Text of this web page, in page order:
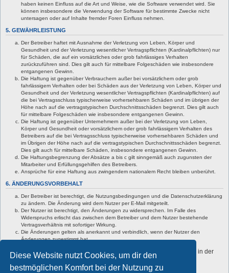
Diese Website nutzt Cookies, um dir den
bestmöglichen Komfort bei der Nutzung zu
haben keinen Einfluss auf die Art und Weise, wie die Software verwendet wird. Sie
können insbesondere die Verwendung der Software für bestimmte Zwecke nicht
untersagen oder auf Inhalte fremder Foren Einfluss nehmen.
5. GEWÄHRLEISTUNG
Der Betreiber haftet mit Ausnahme der Verletzung von Leben, Körper und
Gesundheit und der Verletzung wesentlicher Vertragspflichten (Kardinalpflichten) nur
für Schäden, die auf ein vorsätzliches oder grob fahrlässiges Verhalten
zurückzuführen sind. Dies gilt auch für mittelbare Folgeschäden wie insbesondere
entgangenen Gewinn.
Die Haftung ist gegenüber Verbrauchern außer bei vorsätzlichem oder grob
fahrlässigem Verhalten oder bei Schäden aus der Verletzung von Leben, Körper und
Gesundheit und der Verletzung wesentlicher Vertragspflichten (Kardinalpflichten) auf
die bei Vertragsschluss typischerweise vorhersehbaren Schäden und im übrigen der
Höhe nach auf die vertragstypischen Durchschnittsschäden begrenzt. Dies gilt auch
für mittelbare Folgeschäden wie insbesondere entgangenen Gewinn.
Die Haftung ist gegenüber Unternehmern außer bei der Verletzung von Leben,
Körper und Gesundheit oder vorsätzlichem oder grob fahrlässigem Verhalten des
Betreibers auf die bei Vertragsschluss typischerweise vorhersehbaren Schäden und
im Übrigen der Höhe nach auf die vertragstypischen Durchschnittsschäden begrenzt.
Dies gilt auch für mittelbare Schäden, insbesondere entgangenen Gewinn.
Die Haftungsbegrenzung der Absätze a bis c gilt sinngemäß auch zugunsten der
Mitarbeiter und Erfüllungsgehilfen des Betreibers.
Ansprüche für eine Haftung aus zwingendem nationalem Recht bleiben unberührt.
6. ÄNDERUNGSVORBEHALT
Der Betreiber ist berechtigt, die Nutzungsbedingungen und die Datenschutzerklärung
zu ändern. Die Änderung wird dem Nutzer per E-Mail mitgeteilt.
Der Nutzer ist berechtigt, den Änderungen zu widersprechen. Im Falle des
Widerspruchs erlischt das zwischen dem Betreiber und dem Nutzer bestehende
Vertragsverhältnis mit sofortiger Wirkung.
Die Änderungen gelten als anerkannt und verbindlich, wenn der Nutzer den
Änderungen zugestimmt hat.
Informationen über den Umgang mit deinen persönlichen Daten sind in der
Datenschutzerklärung enthalten.